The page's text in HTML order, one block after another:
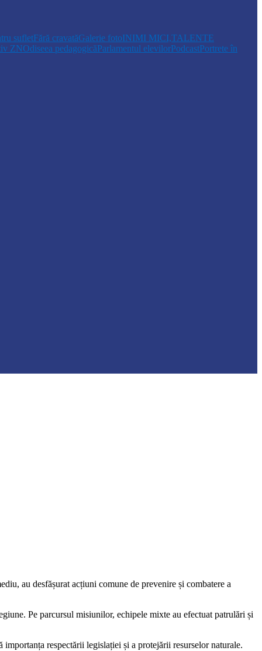
sufletFără cravatăGalerie fotoINIMI MICI,TALENTE
ZNOdiseea pedagogicăParlamentul elevilorPodcastPortrete în
au desfășurat acțiuni comune de prevenire și combatere a
Pe parcursul misiunilor, echipele mixte au efectuat patrulări și
respectării legislației și a protejării resurselor naturale.